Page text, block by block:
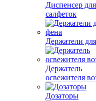
Диспенсер для
салфеток
Держатели
Держатель
освежителя
Дозаторы